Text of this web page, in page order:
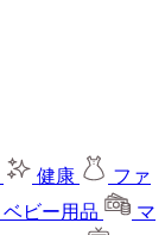
健康
ファ
ベビー用品
マ